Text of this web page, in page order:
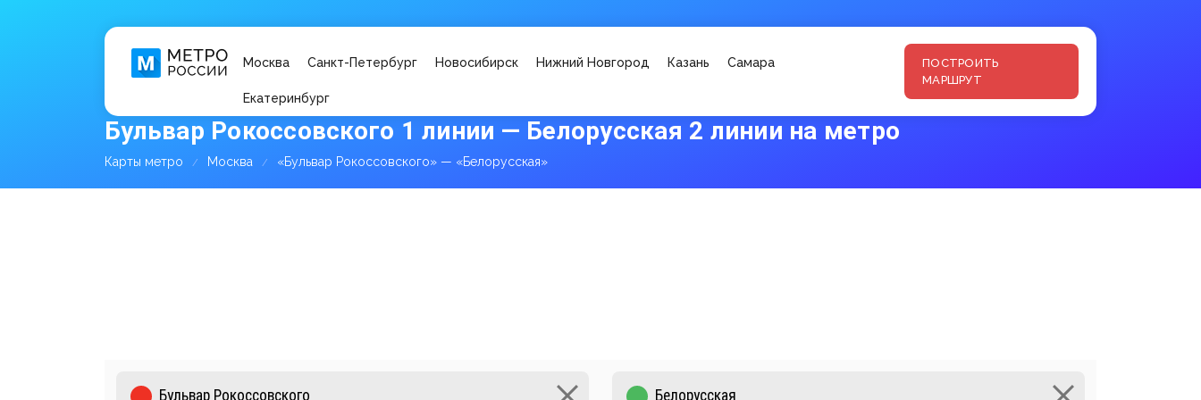
Москва Санкт-Петербург Новосибирск Нижний Новгород Казань Самара
Екатеринбург
ПОСТРОИТЬ
МАРШРУТ
Бульвар Рокоссовского 1 линии — Белорусская 2 линии на метро
Карты метро Москва «Бульвар Рокоссовского» — «Белорусская»